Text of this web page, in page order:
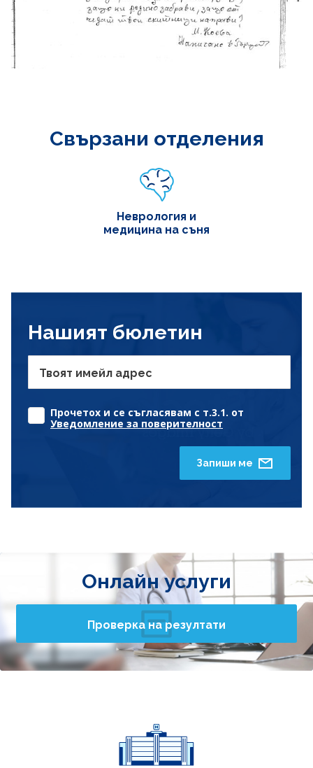
Свързани отделения
Неврология и
медицина на съня
Нашият бюлетин
Твоят имейл адрес
Прочетох и се съгласявам с т.3.1. от
Уведомление за поверителност
Запиши ме
Онлайн услуги
Проверка на резултати